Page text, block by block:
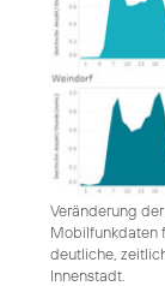
Veränderung
Mobilfunkdaten
deutliche,
Innenstadt.